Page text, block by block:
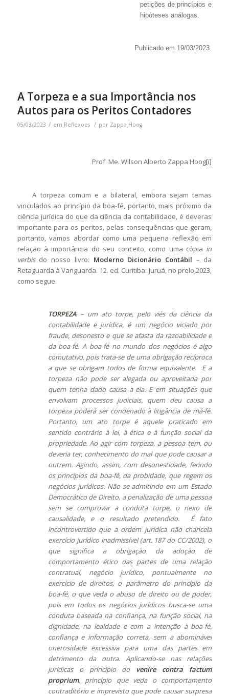
petições de princípios e
hipóteses análogas.
Publicado em 19/03/2023.
A Torpeza e a sua Importância nos
Autos para os Peritos Contadores
05/03/2023 / em Reflexoes / por Zappa Hoog
Prof. Me. Wilson Alberto Zappa Hoog[i]
A torpeza comum e a bilateral, embora sejam temas
vinculados ao princípio da boa-fé, portanto, mais próximo da
ciência jurídica do que da ciência da contabilidade, é deveras
importante para os peritos, pelas consequências que geram,
portanto, vamos abordar como uma pequena reflexão em
relação à importância do seu conceito, como uma cópia in
verbis do nosso livro: Moderno Dicionário Contábil – da
Retaguarda à Vanguarda. 12. ed. Curitiba: Juruá, no prelo,2023,
como segue.
TORPEZA – um ato torpe, pelo viés da ciência da
contabilidade e jurídica, é um negócio viciado por
fraude, desonesto e que se afasta da razoabilidade e
da boa-fé. A boa-fé no mundo dos negócios é algo
comutativo, pois trata-se de uma obrigação recíproca
a que se obrigam todos de forma equivalente. E a
torpeza não pode ser alegada ou aproveitada por
quem tenha dado causa a ela. E em situações que
envolvam processos judiciais, quem deu causa a
torpeza poderá ser condenado à litigância de má-fé.
Portanto, um ato torpe é aquele praticado em
sentido contrário à lei, à ética e à função social da
propriedade.Ao agir com torpeza, a pessoa tem, ou
deveria ter, conhecimento do mal que pode causar a
outrem. Agindo, assim, com desonestidade, ferindo
os princípios da boa-fé, da probidade, que regem os
negócios jurídicos. Não se admitindo em um Estado
Democrático de Direito, a penalização de uma pessoa
sem se comprovar a conduta torpe, o nexo de
causalidade, e o resultado pretendido. É fato
incontrovertido que a ordem jurídica não chancela
exercício jurídico inadmissível (art. 187 do CC/2002), o
que significa a obrigação da adoção de
comportamento ético das partes de uma relação
contratual, negócio jurídico, pontualmente no
exercício de direitos, o parâmetro do princípio da
boa-fé, o que veda o abuso de direito ou de poder,
pois em todos os negócios jurídicos busca-se uma
conduta baseada na confiança, na função social, na
dignidade, na lealdade e com a intenção à boa-fé,
confiança e informação correta, sem a abominável
onerosidade excessiva para uma das partes em
detrimento da outra. Aplicando-se nas relações
jurídicas o princípio do venire contra factum
proprium, princípio que veda o comportamento
contraditório e imprevisto que pode causar surpresa